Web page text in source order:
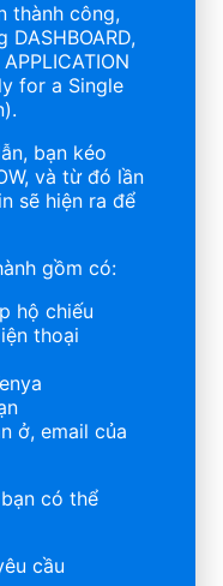
thành công,
for a Single
bạn kéo
và từ đó lần
sẽ hiện ra để
gồm có:
hộ chiếu
thoại
ở, email của
có thể
cầu